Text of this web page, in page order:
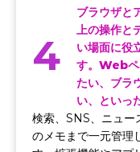
4
ブラウザと
上の操作と
い場面に役
す。Webペ
たい、ブラ
い、といっ
検索、SNS、ニュー
のメモまで一元管理